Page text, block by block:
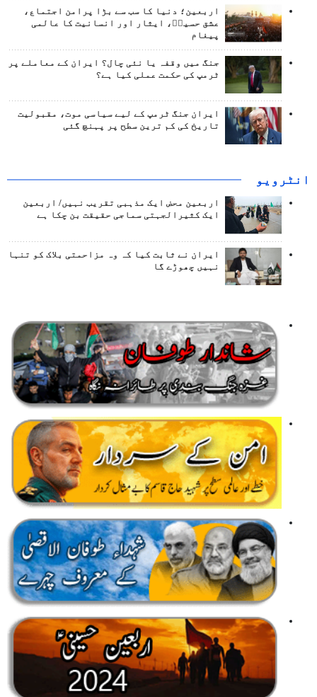
اربعین؛ دنیا کا سب سے بڑا پرامن اجتماع،
عشق حسینؑ، ایثار اور انسانیت کا عالمی
پیغام
جنگ میں وقفہ یا نئی چال؟ ایران کے معاملے پر
ٹرمپ کی حکمت عملی کیا ہے؟
ایران جنگ ٹرمپ کے لیے سیاسی موت، مقبولیت
تاریخ کی کم ترین سطح پر پہنچ گئی
انٹرويو
اربعین محض ایک مذہبی تقریب نہیں/ اربعین
ایک کثیرالجہتی سماجی حقیقت بن چکا ہے
ایران نے ثابت کیا کہ وہ مزاحمتی بلاک کو تنہا
نہیں چھوڑے گا